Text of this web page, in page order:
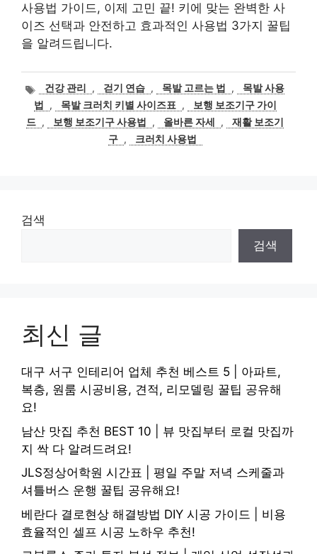
사용법 가이드, 이제 고민 끝! 키에 맞는 완벽한 사
이즈 선택과 안전하고 효과적인 사용법 3가지 꿀팁
을 알려드립니다.
태
그
건강 관리 , 걷기 연습 , 목발 고르는 법 ,
목발 사용
법
, 목발 크러치 키별 사이즈표 ,
보행 보조기구 가이
드 , 보행 보조기구 사용법 , 올바른 자세 ,
재활 보조기
구 , 크러치 사용법
검색
검색
최신 글
대구 서구 인테리어 업체 추천 베스트 5 | 아파트,
복층, 원룸 시공비용, 견적, 리모델링 꿀팁 공유해
요!
남산 맛집 추천 BEST 10 | 뷰 맛집부터 로컬 맛집까
지 싹 다 알려드려요!
JLS정상어학원 시간표 | 평일 주말 저녁 스케줄과
셔틀버스 운행 꿀팁 공유해요!
베란다 결로현상 해결방법 DIY 시공 가이드 | 비용
효율적인 셀프 시공 노하우 추천!